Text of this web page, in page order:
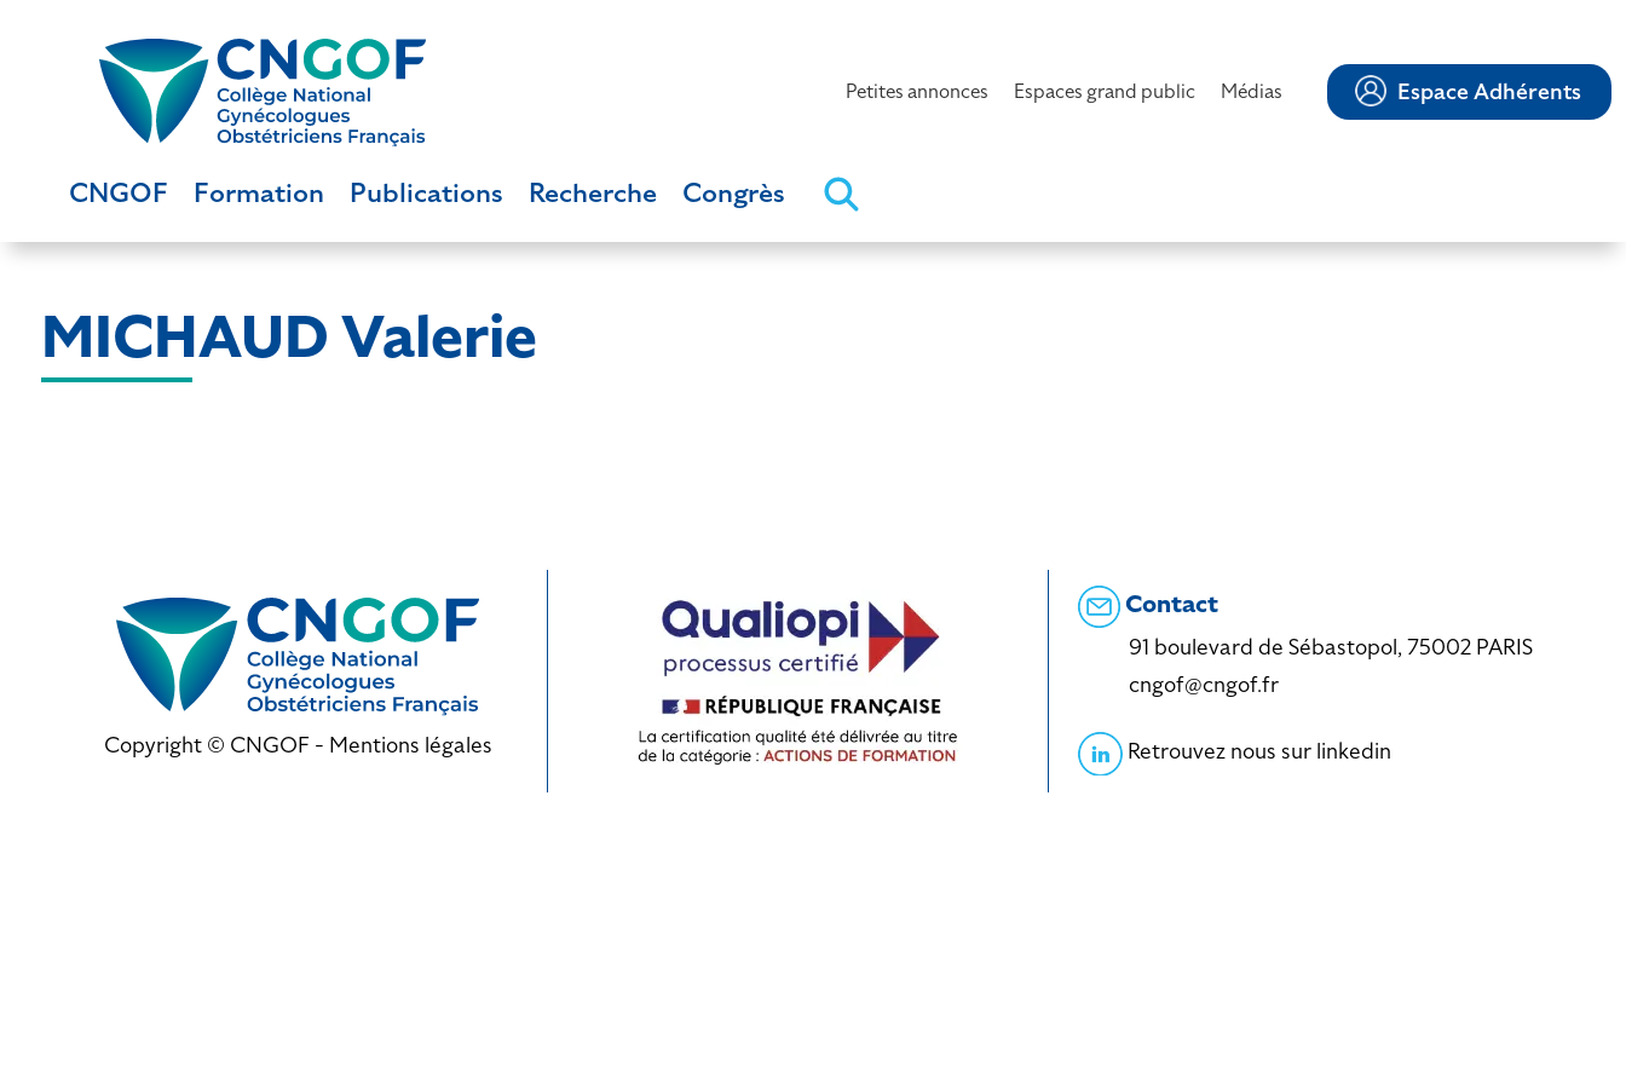
Petites annonces Espaces grand public Médias Espace Adhérents
CNGOF Formation Publications Recherche Congrès
MICHAUD Valerie
Copyright © CNGOF - Mentions légales
Contact
91 boulevard de Sébastopol, 75002 PARIS
cngof@cngof.fr
Retrouvez nous sur linkedin